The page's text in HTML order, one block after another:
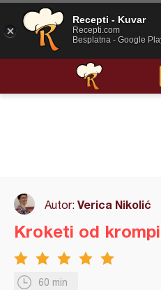
Autor: Verica Nikolić
60 min
Kroketi od
Recepti - Kuvar
Recepti.com
Besplatna - Google